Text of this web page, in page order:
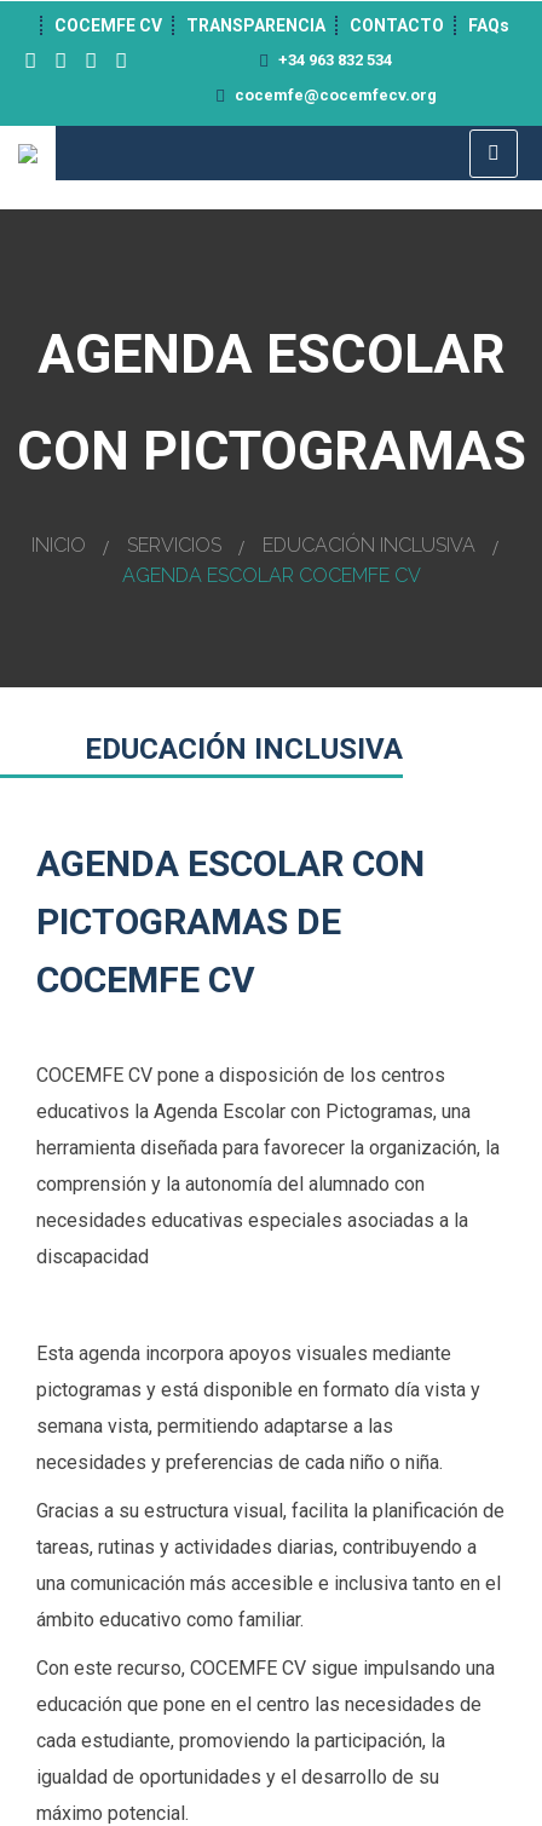
COCEMFE CV TRANSPARENCIA CONTACTO FAQs
+34 963 832 534
cocemfe@cocemfecv.org
AGENDA ESCOLAR
CON PICTOGRAMAS
INICIO SERVICIOS
EDUCACIÓN INCLUSIVA
AGENDA ESCOLAR COCEMFE CV
EDUCACIÓN INCLUSIVA
AGENDA ESCOLAR CON
PICTOGRAMAS DE
COCEMFE CV
COCEMFE CV pone a disposición de los centros
educativos la Agenda Escolar con Pictogramas, una
herramienta diseñada para favorecer la organización, la
comprensión y la autonomía del alumnado con
necesidades educativas especiales asociadas a la
discapacidad
Esta agenda incorpora apoyos visuales mediante
pictogramas y está disponible en formato día vista y
semana vista, permitiendo adaptarse a las
necesidades y preferencias de cada niño o niña.
Gracias a su estructura visual, facilita la planificación de
tareas, rutinas y actividades diarias, contribuyendo a
una comunicación más accesible e inclusiva tanto en el
ámbito educativo como familiar.
Con este recurso, COCEMFE CV sigue impulsando una
educación que pone en el centro las necesidades de
cada estudiante, promoviendo la participación, la
igualdad de oportunidades y el desarrollo de su
máximo potencial.